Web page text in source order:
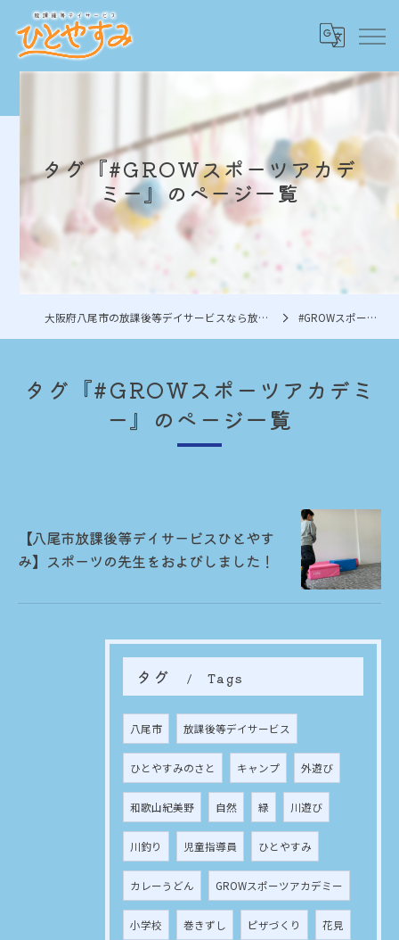
タグ『#GROWスポーツアカデ
ミー』のページ一覧
大阪府八尾市の放課後等デイサービスなら放課後等デイサービスひとやすみ #GROWスポーツアカデミー
タグ『#GROWスポーツアカデミ
ー』のページ一覧
【八尾市放課後等デイサービスひとやす
み】スポーツの先生をおよびしました！
タグ Tags
八尾市 放課後等デイサービス
ひとやすみのさと キャンプ 外遊び
和歌山紀美野 自然 緑 川遊び
川釣り 児童指導員 ひとやすみ
カレーうどん GROWスポーツアカデミー
小学校 巻きずし ピザづくり 花見